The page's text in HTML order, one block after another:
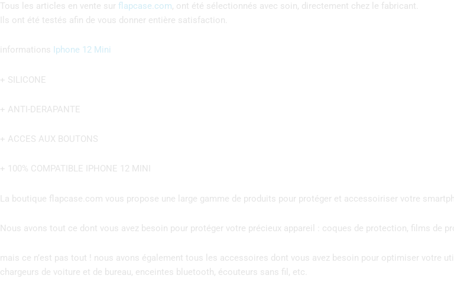
Tous les articles en vente sur flapcase.com, ont été sélectionnés avec soin, directement chez le fabricant.
Ils ont été testés afin de vous donner entière satisfaction.
informations Iphone 12 Mini
+ SILICONE
+ ANTI-DERAPANTE
+ ACCES AUX BOUTONS
+ 100% COMPATIBLE IPHONE 12 MINI
La boutique flapcase.com vous propose une large gamme de produits pour protéger et accessoiriser votre
Nous avons tout ce dont vous avez besoin pour protéger votre précieux appareil : coques de protection, films de
mais ce n’est pas tout ! nous avons également tous les accessoires dont vous avez besoin pour optimiser votre
chargeurs de voiture et de bureau, enceintes bluetooth, écouteurs sans fil, etc.